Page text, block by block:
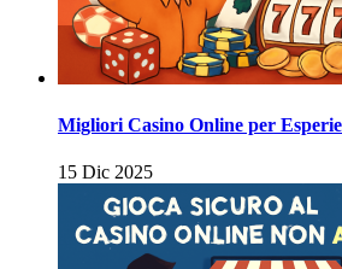
Migliori Casino Online per
15 Dic 2025